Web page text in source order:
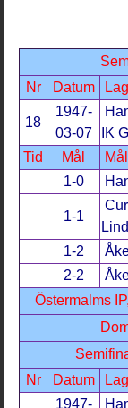
Nr
Datum Lag
18
1947-
03-07
IK
Tid Mål
1-0
1-1
1-2
2-2
Östermalms
Nr
Datum Lag
1947-